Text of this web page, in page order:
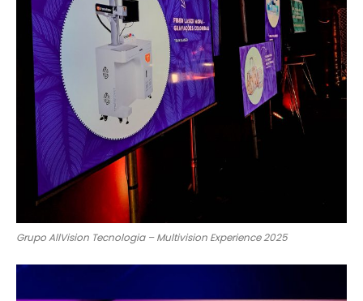
Grupo AllVision Tecnologia – Multivision Experience 2025